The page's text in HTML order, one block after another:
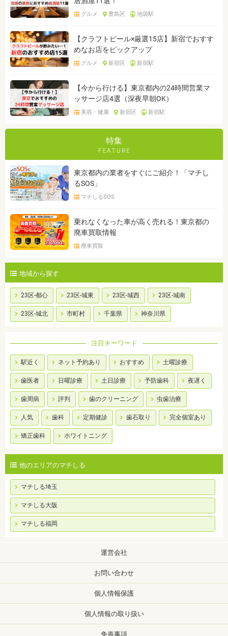
グルメ 豊島区 池袋駅
【クラフトビール×厳選15店】新宿でおすす
めなお店をピックアップ
グルメ 新宿区 新宿駅
【今から行ける】東京都内の24時間営業マ
ッサージ店4選（深夜早朝OK）
美容・健康 新宿区 新宿駅
特集
東京都内の業者をすぐにご紹介！「マチし
るSOS」
マチしるSOS
乗れなくなった車が高く売れる！東京都の
廃車買取情報
廃車買取
地域から探す
23区-都心 23区-城東 23区-城西 23区-城南
23区-城北 市町村 千葉県 神奈川県
注目キーワード
駅近く ネット予約あり おすすめ 土曜診療
歯医者 日曜診療 土日診療 予防歯科 夜遅く
歯周病 評判 歯のクリーニング 虫歯治療
人気 歯科 定期健診 歯石取り 完全個室あり
矯正歯科 ホワイトニング
他のエリアのマチしる
マチしる埼玉
マチしる大阪
マチしる福岡
運営会社
お問い合わせ
個人情報保護
個人情報の取り扱い
免責事項